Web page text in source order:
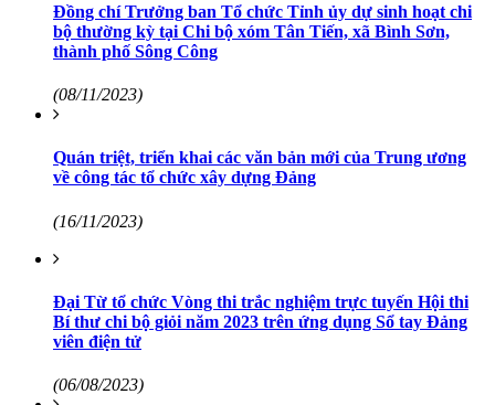
Đồng chí Trưởng ban Tổ chức Tỉnh ủy dự sinh hoạt chi
bộ thường kỳ tại Chi bộ xóm Tân Tiến, xã Bình Sơn,
thành phố Sông Công
(08/11/2023)
Quán triệt, triển khai các văn bản mới của Trung ương
về công tác tổ chức xây dựng Đảng
(16/11/2023)
Đại Từ tổ chức Vòng thi trắc nghiệm trực tuyến Hội thi
Bí thư chi bộ giỏi năm 2023 trên ứng dụng Sổ tay Đảng
viên điện tử
(06/08/2023)